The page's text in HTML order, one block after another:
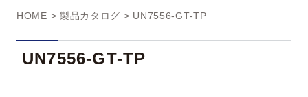
n
HOME > 製品カタログ > UN7556-GT-TP
UN7556-GT-TP